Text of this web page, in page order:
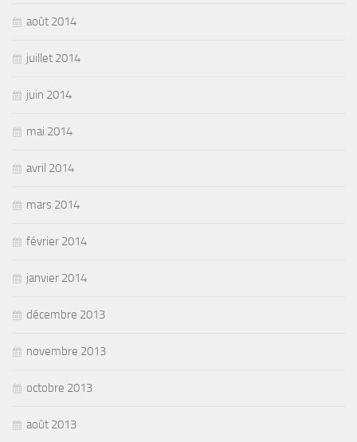
août 2014
juillet 2014
juin 2014
mai 2014
avril 2014
mars 2014
février 2014
janvier 2014
décembre 2013
novembre 2013
octobre 2013
août 2013